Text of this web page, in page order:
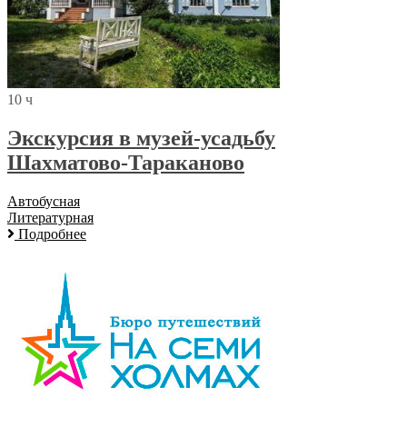
10 ч
Экскурсия в музей-усадьбу
Шахматово-Тараканово
Автобусная
Литературная
Подробнее